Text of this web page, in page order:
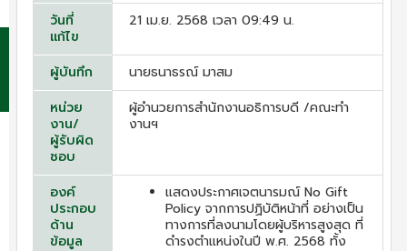
วันที่
แก้ไข
21 เม.ย. 2568 เวลา 09:49 น.
ผู้บันทึก
นายธนาธรณ์ มาสม
หน่วย
งาน/
ผู้รับผิด
ชอบ
ผู้อำนวยการสำนักงานอธิการบดี /คณะทำ
งานฯ
องค์
ประกอบ
ด้าน
ข้อมูล
แสดงประกาศเจตนารมณ์ No Gift
Policy จากการปฏิบัติหน้าที่ อย่างเป็น
ทางการที่ลงนามโดยผู้บริหารสูงสุด ที่
ดำรงตำแหน่งในปี พ.ศ. 2568 ทั้ง